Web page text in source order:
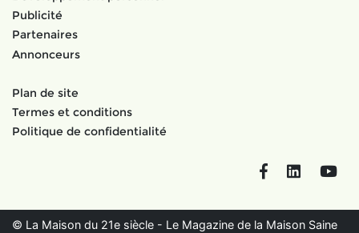
Publicité
Partenaires
Annonceurs
Plan de site
Termes et conditions
Politique de confidentialité
FacebookLinkedIn
© La Maison du 21e siècle - Le Magazine de la Maison Saine